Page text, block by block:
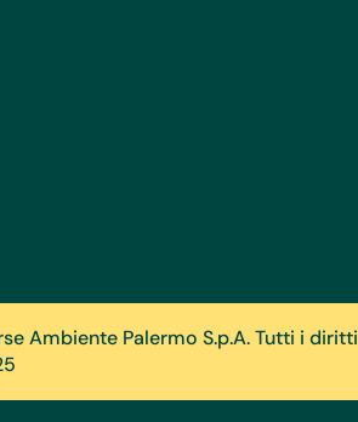
Ambiente Palermo S.p.A. Tutti i